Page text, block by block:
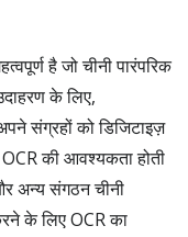
है जो चीनी पारंपरिक
के लिए,
संग्रहों को डिजिटाइज़
की आवश्यकता होती
अन्य संगठन चीनी
के लिए OCR का